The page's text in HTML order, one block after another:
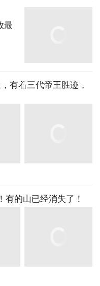
最
有着三代帝王胜迹，
有的山已经消失了！